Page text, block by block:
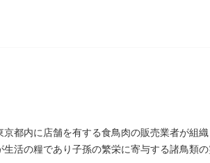
都内に店舗を有する食鳥肉の販売業者が組
活の糧であり子孫の繁栄に寄与する諸鳥類